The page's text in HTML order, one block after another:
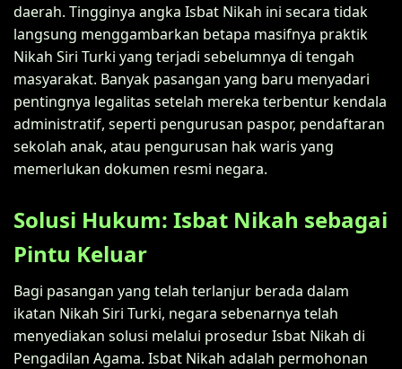
daerah. Tingginya angka Isbat Nikah ini secara tidak
langsung menggambarkan betapa masifnya praktik
Nikah Siri Turki yang terjadi sebelumnya di tengah
masyarakat. Banyak pasangan yang baru menyadari
pentingnya legalitas setelah mereka terbentur kendala
administratif, seperti pengurusan paspor, pendaftaran
sekolah anak, atau pengurusan hak waris yang
memerlukan dokumen resmi negara.
Solusi Hukum: Isbat Nikah sebagai
Pintu Keluar
Bagi pasangan yang telah terlanjur berada dalam
ikatan Nikah Siri Turki, negara sebenarnya telah
menyediakan solusi melalui prosedur Isbat Nikah di
Pengadilan Agama. Isbat Nikah adalah permohonan